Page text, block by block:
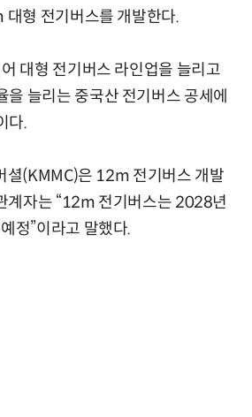
형 전기버스를 개발한다.
대형 전기버스 라인업을 늘리고
을 늘리는 중국산 전기버스 공세에
다.
셜(KMMC)은 12m 전기버스 개발
계자는 “12m 전기버스는 2028년
정”이라고 말했다.